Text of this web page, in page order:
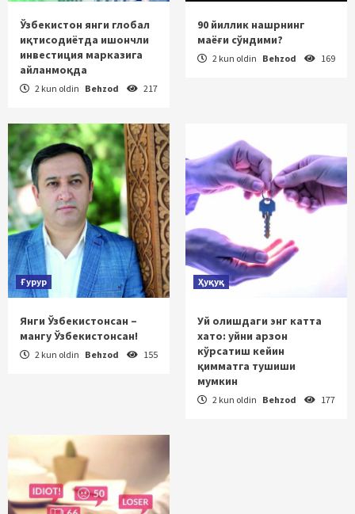
Ўзбекистон янги глобал
иқтисодиётда ишончли
инвестиция марказига
айланмоқда
2 kun oldin Behzod 217
90 йиллик нашрнинг
маёғи сўндими?
2 kun oldin Behzod 169
Ғурур
Янги Ўзбекистонсан –
мангу Ўзбекистонсан!
2 kun oldin Behzod 155
Ҳуқуқ
Уй олишдаги энг катта
хато: уйни арзон
кўрсатиш кейин
қимматга тушиши
мумкин
2 kun oldin Behzod 177